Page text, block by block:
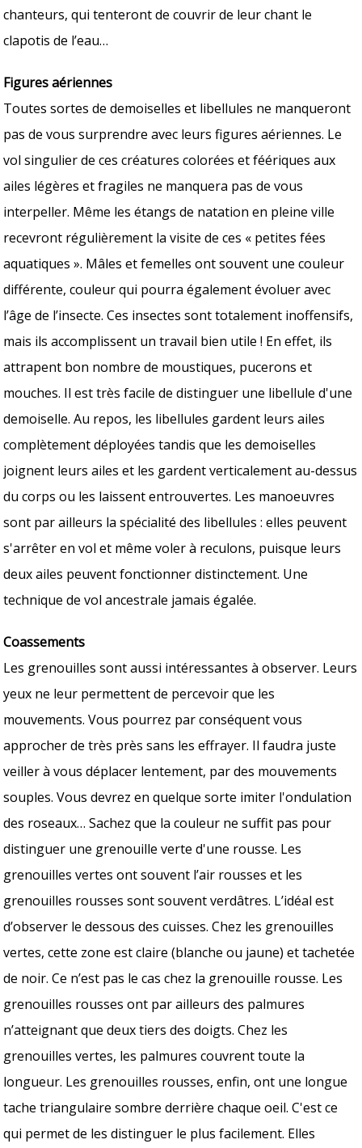
chanteurs, qui tenteront de couvrir de leur chant le
clapotis de l’eau…
Figures aériennes
Toutes sortes de demoiselles et libellules ne manqueront
pas de vous surprendre avec leurs figures aériennes. Le
vol singulier de ces créatures colorées et féériques aux
ailes légères et fragiles ne manquera pas de vous
interpeller. Même les étangs de natation en pleine ville
recevront régulièrement la visite de ces « petites fées
aquatiques ». Mâles et femelles ont souvent une couleur
différente, couleur qui pourra également évoluer avec
l’âge de l’insecte. Ces insectes sont totalement inoffensifs,
mais ils accomplissent un travail bien utile ! En effet, ils
attrapent bon nombre de moustiques, pucerons et
mouches. Il est très facile de distinguer une libellule d'une
demoiselle. Au repos, les libellules gardent leurs ailes
complètement déployées tandis que les demoiselles
joignent leurs ailes et les gardent verticalement au-dessus
du corps ou les laissent entrouvertes. Les manoeuvres
sont par ailleurs la spécialité des libellules : elles peuvent
s'arrêter en vol et même voler à reculons, puisque leurs
deux ailes peuvent fonctionner distinctement. Une
technique de vol ancestrale jamais égalée.
Coassements
Les grenouilles sont aussi intéressantes à observer. Leurs
yeux ne leur permettent de percevoir que les
mouvements. Vous pourrez par conséquent vous
approcher de très près sans les effrayer. Il faudra juste
veiller à vous déplacer lentement, par des mouvements
souples. Vous devrez en quelque sorte imiter l'ondulation
des roseaux… Sachez que la couleur ne suffit pas pour
distinguer une grenouille verte d'une rousse. Les
grenouilles vertes ont souvent l’air rousses et les
grenouilles rousses sont souvent verdâtres. L’idéal est
d’observer le dessous des cuisses. Chez les grenouilles
vertes, cette zone est claire (blanche ou jaune) et tachetée
de noir. Ce n’est pas le cas chez la grenouille rousse. Les
grenouilles rousses ont par ailleurs des palmures
n’atteignant que deux tiers des doigts. Chez les
grenouilles vertes, les palmures couvrent toute la
longueur. Les grenouilles rousses, enfin, ont une longue
tache triangulaire sombre derrière chaque oeil. C'est ce
qui permet de les distinguer le plus facilement. Elles